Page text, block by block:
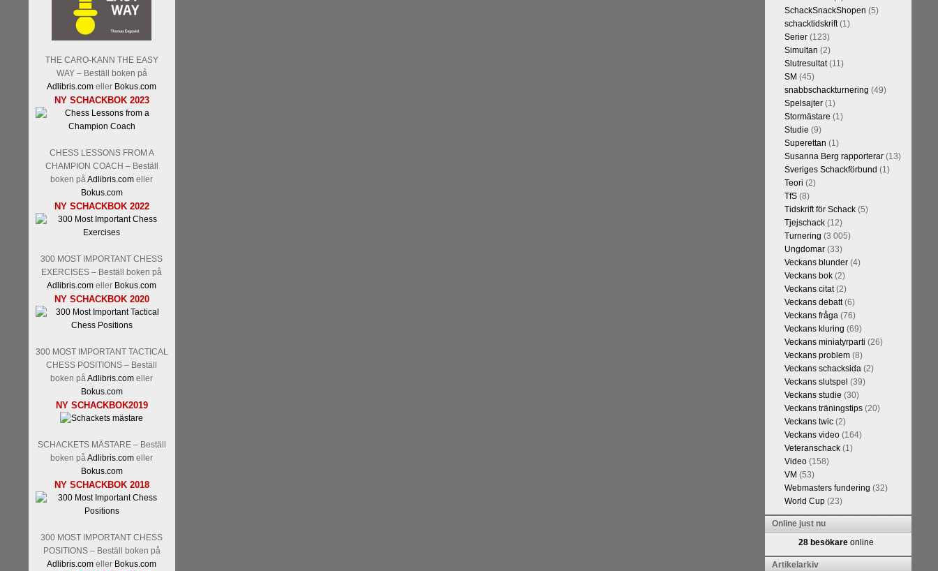
THE CARO-KANN THE EASY
WAY – Beställ boken på
Adlibris.com eller Bokus.com
NY SCHACKBOK 2023
CHESS LESSONS FROM A
CHAMPION COACH – Beställ
boken påAdlibris.com eller
Bokus.com
NY SCHACKBOK 2022
300 MOST IMPORTANT CHESS
EXERCISES – Beställ boken på
Adlibris.com eller Bokus.com
NY SCHACKBOK 2020
300 MOST IMPORTANT TACTICAL
CHESS POSITIONS – Beställ
boken påAdlibris.com eller
Bokus.com
NY SCHACKBOK2019
SCHACKETS MÄSTARE – Beställ
boken påAdlibris.com eller
Bokus.com
NY SCHACKBOK 2018
300 MOST IMPORTANT CHESS
POSITIONS – Beställ boken på
Adlibris.com eller Bokus.com
SchackSnackShopen (5)
schacktidskrift(1)
Serier(123)
Simultan (2)
Slutresultat(11)
SM (45)
snabbschackturnering (49)
Spelsajter(1)
Stormästare (1)
Studie (9)
Superettan (1)
Susanna Berg rapporterar(13)
Sveriges Schackförbund (1)
Teori (2)
TfS(8)
Tidskrift för Schack(5)
Tjejschack(12)
Turnering (3 005)
Ungdomar(33)
Veckans blunder(4)
Veckans bok(2)
Veckans citat(2)
Veckans debatt(6)
Veckans fråga(76)
Veckans kluring (69)
Veckans miniatyrparti (26)
Veckans problem(8)
Veckans schacksida(2)
Veckans slutspel (39)
Veckans studie (30)
Veckans träningstips(20)
Veckans twic(2)
Veckans video(164)
Veteranschack(1)
Video(158)
VM (53)
Webmasters fundering (32)
World Cup(23)
Online just nu
28 besökareonline
Artikelarkiv